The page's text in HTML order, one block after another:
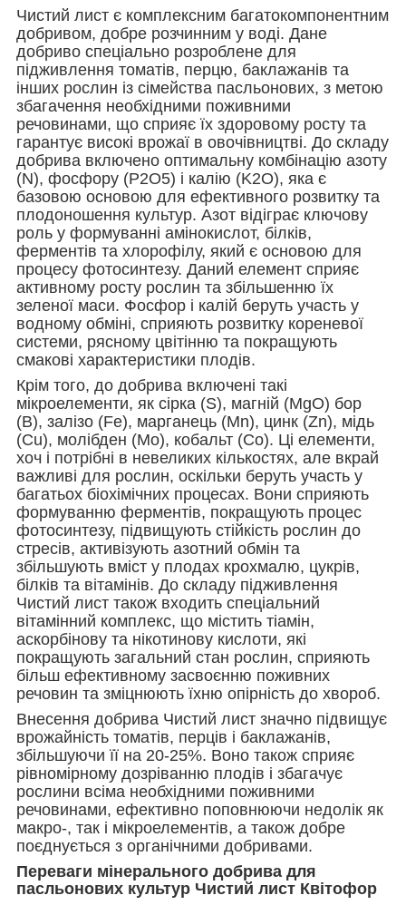
Чистий лист є комплексним багатокомпонентним
добривом, добре розчинним у воді. Дане
добриво спеціально розроблене для
підживлення томатів, перцю, баклажанів та
інших рослин із сімейства пасльонових, з метою
збагачення необхідними поживними
речовинами, що сприяє їх здоровому росту та
гарантує високі врожаї в овочівництві. До складу
добрива включено оптимальну комбінацію азоту
(N), фосфору (P2О5) і калію (K2O), яка є
базовою основою для ефективного розвитку та
плодоношення культур. Азот відіграє ключову
роль у формуванні амінокислот, білків,
ферментів та хлорофілу, який є основою для
процесу фотосинтезу. Даний елемент сприяє
активному росту рослин та збільшенню їх
зеленої маси. Фосфор і калій беруть участь у
водному обміні, сприяють розвитку кореневої
системи, рясному цвітінню та покращують
смакові характеристики плодів.
Крім того, до добрива включені такі
мікроелементи, як сірка (S), магній (MgO) бор
(B), залізо (Fe), марганець (Mn), цинк (Zn), мідь
(Cu), молібден (Mo), кобальт (Co). Ці елементи,
хоч і потрібні в невеликих кількостях, але вкрай
важливі для рослин, оскільки беруть участь у
багатьох біохімічних процесах. Вони сприяють
формуванню ферментів, покращують процес
фотосинтезу, підвищують стійкість рослин до
стресів, активізують азотний обмін та
збільшують вміст у плодах крохмалю, цукрів,
білків та вітамінів. До складу підживлення
Чистий лист також входить спеціальний
вітамінний комплекс, що містить тіамін,
аскорбінову та нікотинову кислоти, які
покращують загальний стан рослин, сприяють
більш ефективному засвоєнню поживних
речовин та зміцнюють їхню опірність до хвороб.
Внесення добрива Чистий лист значно підвищує
врожайність томатів, перців і баклажанів,
збільшуючи її на 20-25%. Воно також сприяє
рівномірному дозріванню плодів і збагачує
рослини всіма необхідними поживними
речовинами, ефективно поповнюючи недолік як
макро-, так і мікроелементів, а також добре
поєднується з органічними добривами.
Переваги мінерального добрива для
пасльонових культур Чистий лист Квітофор